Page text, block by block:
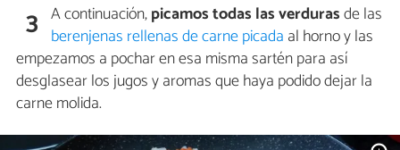
3 A continuación,picamos todas las verdurasde las
berenjenas rellenas de carne picada al horno y las
empezamos a pochar en esa misma sartén para así
desglasear los jugos y aromas que haya podido dejar la
carne molida.